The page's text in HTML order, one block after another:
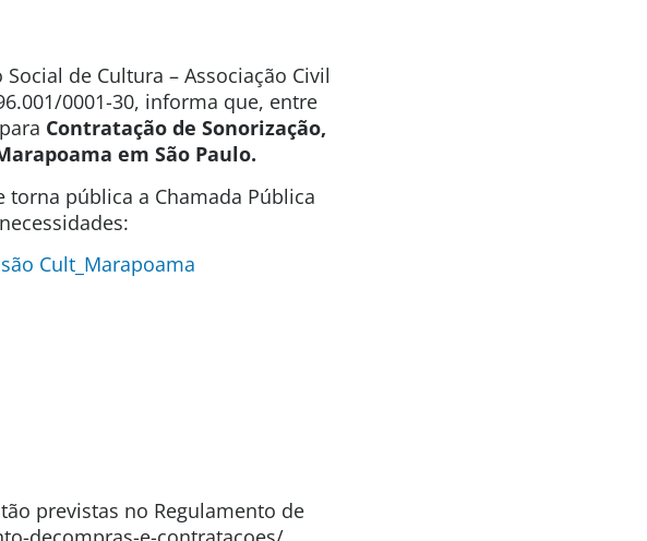
de Cultura – Associação Civil
0001-30, informa que, entre
Contratação de Sonorização,
em São Paulo.
torna pública a Chamada Pública
Cult_Marapoama
previstas no Regulamento de